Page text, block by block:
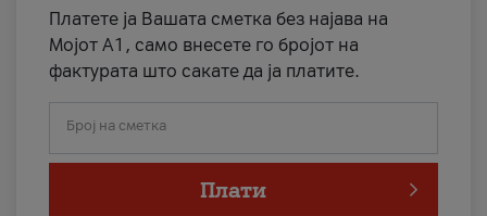
Платете ја Вашата сметка без најава на
Мојот А1, само внесете го бројот на
фактурата што сакате да ја платите.
Број на сметка
Плати